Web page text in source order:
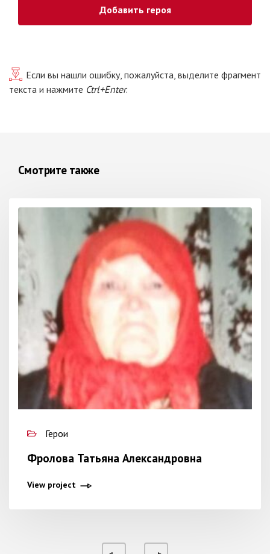
Добавить героя
Если вы нашли ошибку, пожалуйста, выделите фрагмент
текста и нажмите Ctrl+Enter.
Смотрите также
Герои
Фролова Татьяна Александровна
View project